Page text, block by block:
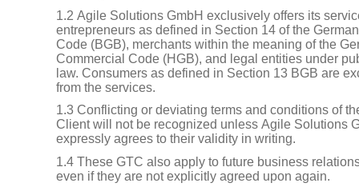
1.2 Agile Solutions GmbH exclusively offers its
entrepreneurs as defined in Section 14 of the
Code (BGB), merchants within the meaning of the
Commercial Code (HGB), and legal entities under
law. Consumers as defined in Section 13 BGB are
from the services.
1.3 Conflicting or deviating terms and conditions of
Client will not be recognized unless Agile Solutions
expressly agrees to their validity in writing.
1.4 These GTC also apply to future business
even if they are not explicitly agreed upon again.